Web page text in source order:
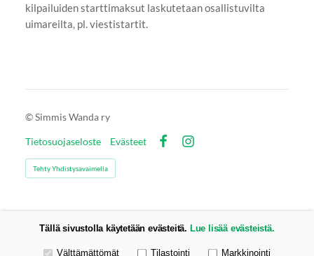
kilpailuiden starttimaksut laskutetaan osallistuvilta
uimareilta, pl. viestistartit.
©Simmis Wanda ry
Tietosuojaseloste
Evästeet
Tehty Yhdistysavaimella
Tällä sivustolla käytetään evästeitä. Lue lisää evästeistä.
Valitse käytettävät evästeet
Välttämättömät Tilastointi Markkinointi